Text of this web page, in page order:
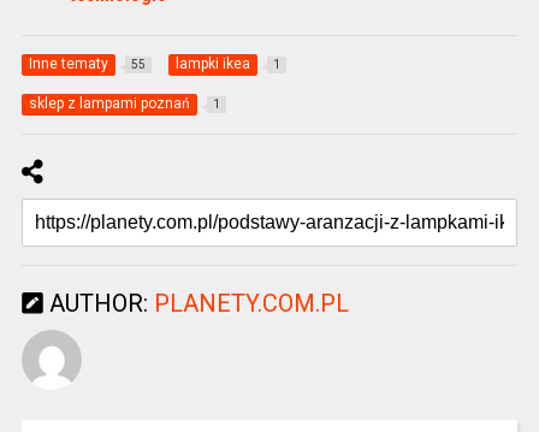
Inne tematy 55 lampki ikea 1
sklep z lampami poznań 1
AUTHOR: PLANETY.COM.PL